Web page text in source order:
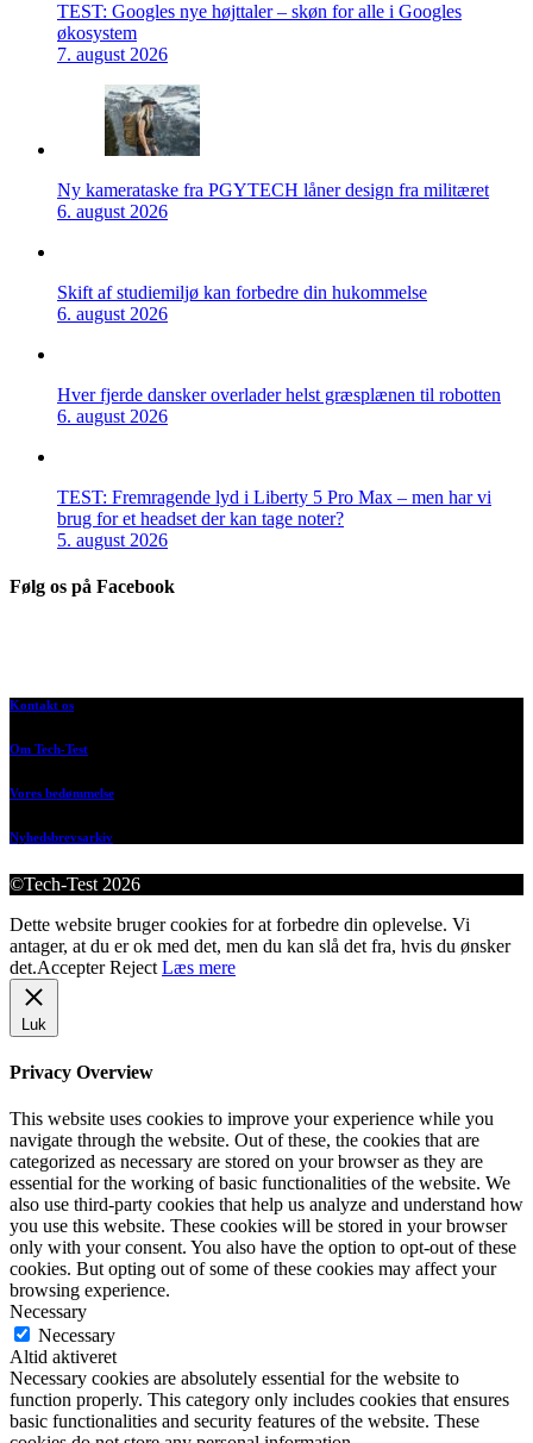
TEST: Googles nye højttaler – skøn for alle i Googles
økosystem
7. august 2026
Ny kamerataske fra PGYTECH låner design fra militæret
6. august 2026
Skift af studiemiljø kan forbedre din hukommelse
6. august 2026
Hver fjerde dansker overlader helst græsplænen til robotten
6. august 2026
TEST: Fremragende lyd i Liberty 5 Pro Max – men har vi
brug for et headset der kan tage noter?
5. august 2026
Følg os på Facebook
Kontakt os
Om Tech-Test
Vores bedømmelse
Nyhedsbrevsarkiv
©Tech-Test 2026
Dette website bruger cookies for at forbedre din oplevelse. Vi
antager, at du er ok med det, men du kan slå det fra, hvis du ønsker
det.Accepter Reject Læs mere
Luk
Privacy Overview
This website uses cookies to improve your experience while you
navigate through the website. Out of these, the cookies that are
categorized as necessary are stored on your browser as they are
essential for the working of basic functionalities of the website. We
also use third-party cookies that help us analyze and understand how
you use this website. These cookies will be stored in your browser
only with your consent. You also have the option to opt-out of these
cookies. But opting out of some of these cookies may affect your
browsing experience.
Necessary
Necessary
Altid aktiveret
Necessary cookies are absolutely essential for the website to
function properly. This category only includes cookies that ensures
basic functionalities and security features of the website. These